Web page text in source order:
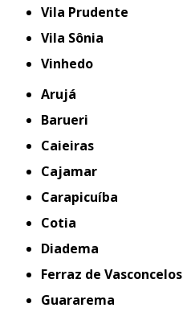
Vila Prudente
Vila Sônia
Vinhedo
Arujá
Barueri
Caieiras
Cajamar
Carapicuíba
Cotia
Diadema
Ferraz de Vasconcelos
Guararema